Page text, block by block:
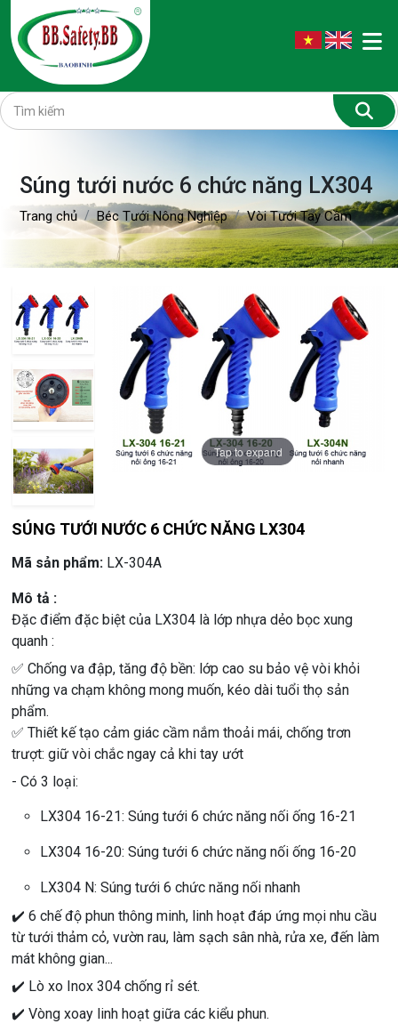
Súng tưới nước 6 chức năng LX304
Trang chủ Béc Tưới Nông Nghiệp Vòi Tưới Tay Cầm
Tap to expand
Tap to expand
Tap to expand
SÚNG TƯỚI NƯỚC 6 CHỨC NĂNG LX304
Mã sản phẩm: LX-304A
Mô tả :
Đặc điểm đặc biệt của LX304 là lớp nhựa dẻo bọc xung
quanh :
✅ Chống va đập, tăng độ bền: lớp cao su bảo vệ vòi khỏi
những va chạm không mong muốn, kéo dài tuổi thọ sản
phẩm.
✅ Thiết kế tạo cảm giác cầm nắm thoải mái, chống trơn
trượt: giữ vòi chắc ngay cả khi tay ướt
- Có 3 loại:
LX304 16-21: Súng tưới 6 chức năng nối ống 16-21
LX304 16-20: Súng tưới 6 chức năng nối ống 16-20
LX304 N: Súng tưới 6 chức năng nối nhanh
✔️ 6 chế độ phun thông minh, linh hoạt đáp ứng mọi nhu cầu
từ tưới thảm cỏ, vườn rau, làm sạch sân nhà, rửa xe, đến làm
mát không gian...
✔️ Lò xo Inox 304 chống rỉ sét.
✔️ Vòng xoay linh hoạt giữa các kiểu phun.